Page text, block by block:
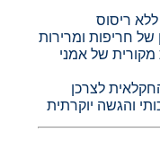
ריסוס
של חריפות ומרירות
של אמני
לצרכן
והגשה יוקרתית